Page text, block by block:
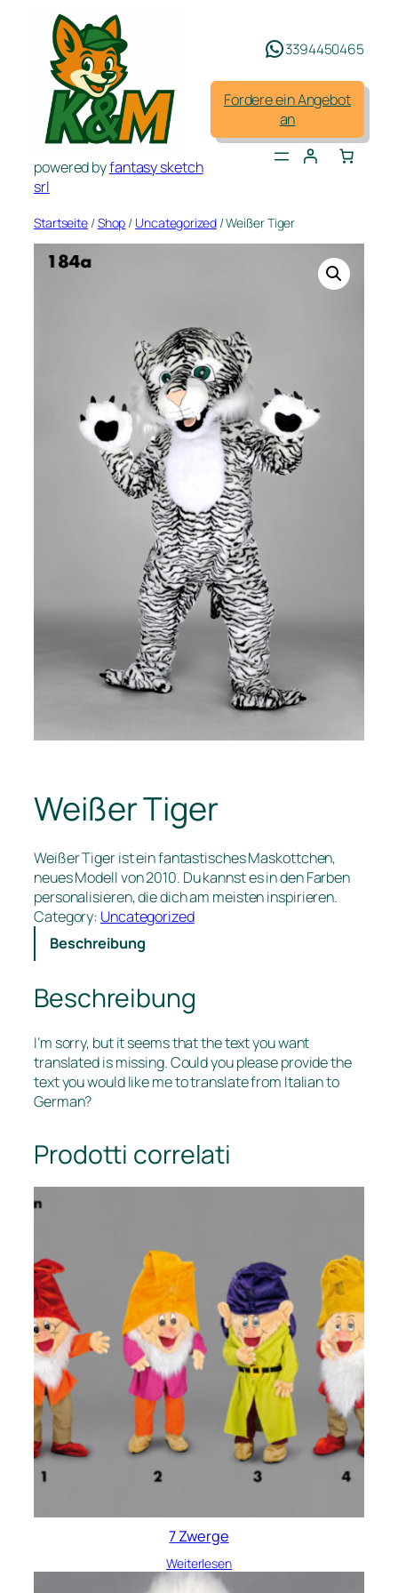
springen
powered byfantasy sketch
srl
3394450465
Fordere ein Angebot
an
Startseite /Shop / Uncategorized/ Weißer Tiger
Weißer Tiger
Weißer Tiger ist ein fantastisches Maskottchen,
neues Modell von 2010. Du kannst es in den Farben
personalisieren, die dich am meisten inspirieren.
Category: Uncategorized
Beschreibung
Beschreibung
I’m sorry, but it seems that the text you want
translated is missing. Could you please provide the
text you would like me to translate from Italian to
German?
Prodotti correlati
7 Zwerge
Weiterlesen